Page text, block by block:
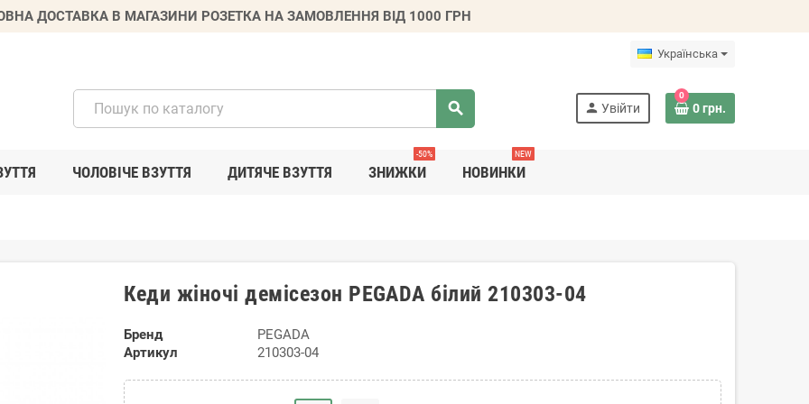
ДОСТАВКА В МАГАЗИНИ РОЗЕТКА НА ЗАМОВЛЕННЯ ВІД 1000 ГРН
Українська
search person Увійти
0
0 грн.
ЧОЛОВІЧЕ ВЗУТТЯ ДИТЯЧЕ ВЗУТТЯ ЗНИЖКИ
-50%
НОВИНКИ
NEW
Кеди жіночі демісезон PEGADA білий 210303-04
Бренд
PEGADA
Артикул
210303-04